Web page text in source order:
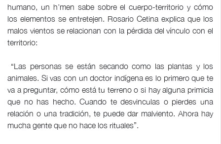
humano, un h’men sabe sobre el cuerpo-territorio y cómo
los elementos se entretejen. Rosario Cetina explica que los
malos vientos se relacionan con la pérdida del vínculo con el
territorio:
“Las personas se están secando como las plantas y los
animales. Si vas con un doctor indígena es lo primero que te
va a preguntar, cómo está tu terreno o si hay alguna primicia
que no has hecho. Cuando te desvinculas o pierdes una
relación o una tradición, te puede dar malviento. Ahora hay
mucha gente que no hace los rituales”.